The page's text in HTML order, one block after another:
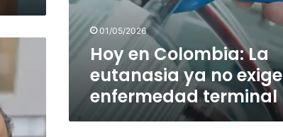
01/05/2026
Hoy en Colombia: La
eutanasia ya no exige
enfermedad terminal